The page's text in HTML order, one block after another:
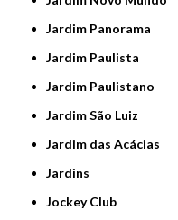
Jardim Panorama
Jardim Paulista
Jardim Paulistano
Jardim São Luiz
Jardim das Acácias
Jardins
Jockey Club